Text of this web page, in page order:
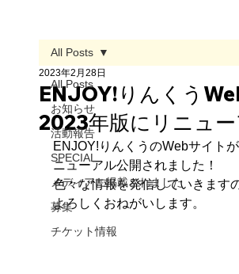
All Posts
お知らせ
活動報告
SPECIAL
メディアに掲載されました
募集
チケット情報
All Posts
ENJOY!りんくう
2023年版にリニュー
2023年2月28日
ENJOY!りんくうのWebサイト
ニューアル公開されました！
色々な情報を発信していきます
よろしくおねがいします。